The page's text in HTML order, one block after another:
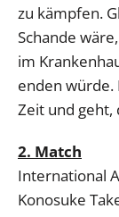
zu kämpfen.
Schande
im
enden würde.
Zeit und geht,
2. Match
International
Konosuke